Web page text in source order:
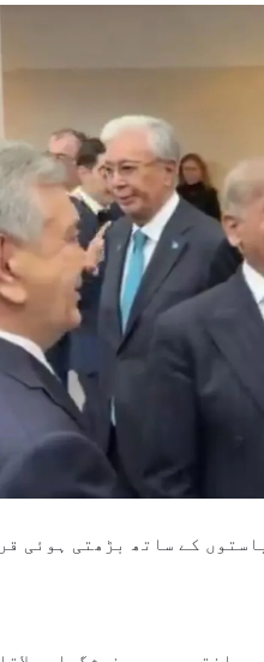
کے ساتھ بڑھتی ہوئی